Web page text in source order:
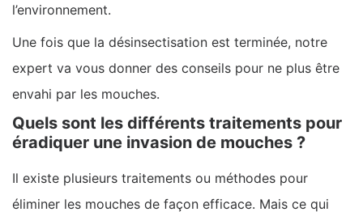
l’environnement.
Une fois que la désinsectisation est terminée, notre
expert va vous donner des conseils pour ne plus être
envahi par les mouches.
Quels sont les différents traitements pour
éradiquer une invasion de mouches ?
Il existe plusieurs traitements ou méthodes pour
éliminer les mouches de façon efficace. Mais ce qui